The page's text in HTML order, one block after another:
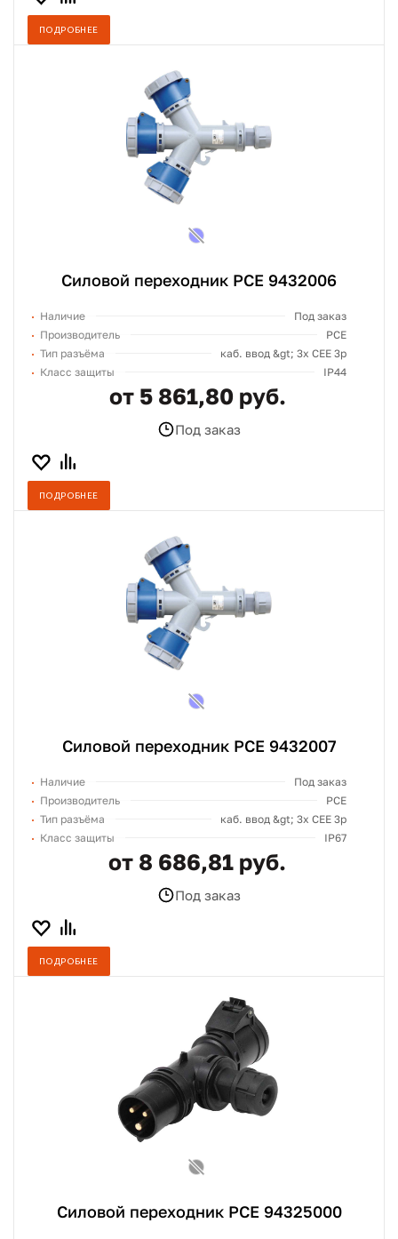
ПОДРОБНЕЕ
Силовой переходник PCE 9432006
Наличие
Под заказ
Производитель
PCE
Тип разъёма
каб. ввод &gt; 3х СЕЕ 3p
Класс защиты
IP44
от 5 861,80 руб.
Под заказ
ПОДРОБНЕЕ
Силовой переходник PCE 9432007
Наличие
Под заказ
Производитель
PCE
Тип разъёма
каб. ввод &gt; 3х СЕЕ 3p
Класс защиты
IP67
от 8 686,81 руб.
Под заказ
ПОДРОБНЕЕ
Силовой переходник PCE 94325000